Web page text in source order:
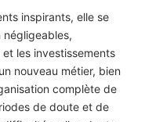
inspirants, elle se
les investissements
nouveau métier, bien
complète de
de doute et de